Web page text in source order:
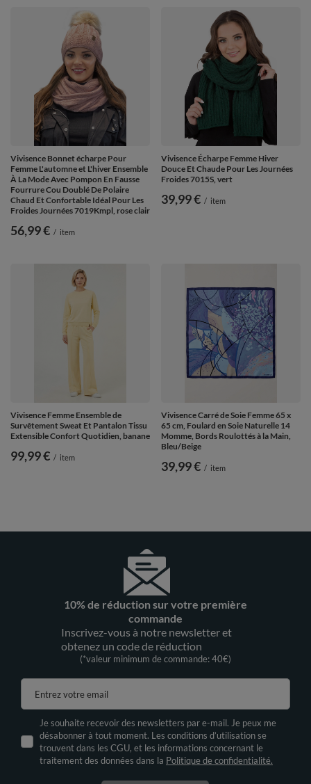
Vivisence Bonnet écharpe Pour
Femme L'automne et L'hiver Ensemble
À La Mode Avec Pompon En Fausse
Fourrure Cou Doublé De Polaire
Chaud Et Confortable Idéal Pour Les
Froides Journées 7019Kmpl, rose clair
56,99 € / item
Vivisence Écharpe Femme Hiver
Douce Et Chaude Pour Les Journées
Froides 7015S, vert
39,99 € / item
Vivisence Femme Ensemble de
Survêtement Sweat Et Pantalon Tissu
Extensible Confort Quotidien, banane
99,99 € / item
Vivisence Carré de Soie Femme 65 x
65 cm, Foulard en Soie Naturelle 14
Momme, Bords Roulottés à la Main,
Bleu/Beige
39,99 € / item
10% de réduction sur votre première
commande
Inscrivez-vous à notre newsletter et
obtenez un code de réduction
(*valeur minimum de commande: 40€)
Entrez votre email
Je souhaite recevoir des newsletters par e-mail. Je peux me
désabonner à tout moment. Les conditions d’utilisation se
trouvent dans les CGU, et les informations concernant le
traitement des données dans la Politique de confidentialité.